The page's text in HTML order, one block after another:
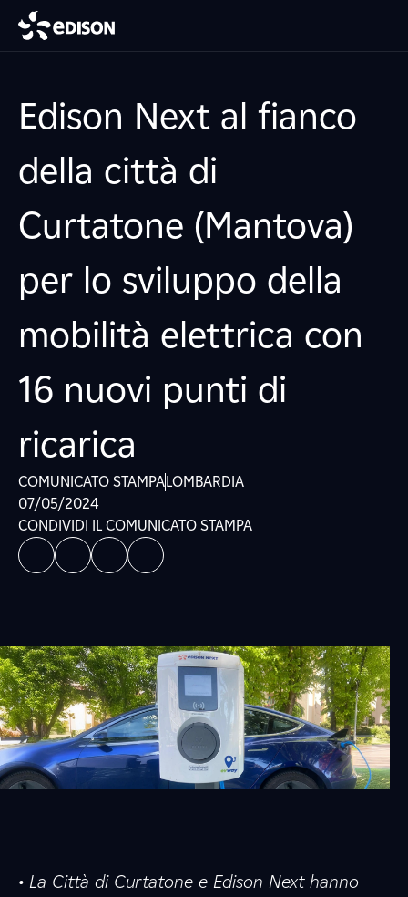
Edison Next al fianco
della città di
Curtatone (Mantova)
per lo sviluppo della
mobilità elettrica con
16 nuovi punti di
ricarica
COMUNICATO STAMPALOMBARDIA
07/05/2024
CONDIVIDI IL COMUNICATO STAMPA
• La Città di Curtatone e Edison Next hanno